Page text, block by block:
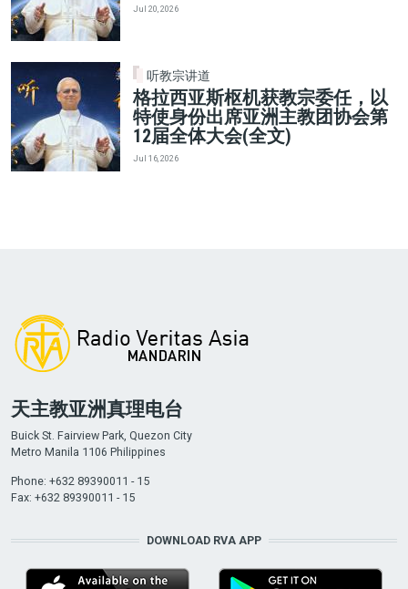
Jul 20, 2026
听教宗讲道
格拉西亚斯枢机获教宗委任，以
特使身份出席亚洲主教团协会第
12届全体大会(全文)
Jul 16, 2026
天主教亚洲真理电台
Buick St. Fairview Park, Quezon City
Metro Manila 1106 Philippines
Phone: +632 89390011 - 15
Fax: +632 89390011 - 15
DOWNLOAD RVA APP